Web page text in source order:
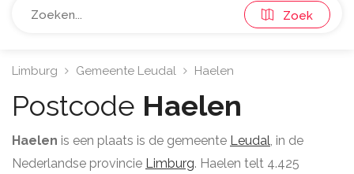
Zoek
Limburg Gemeente Leudal Haelen
Postcode Haelen
Haelen is een plaats is de gemeente Leudal, in de
Nederlandse provincie Limburg. Haelen telt 4.425